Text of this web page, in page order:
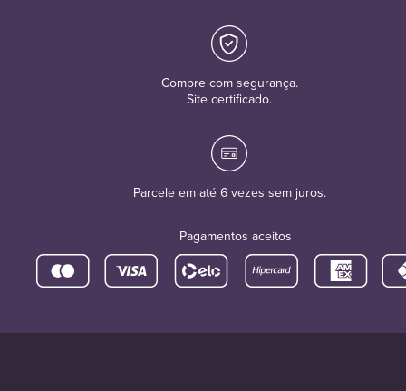
Compre com segurança.
Site certificado.
Parcele em até 6 vezes sem juros.
Pagamentos aceitos